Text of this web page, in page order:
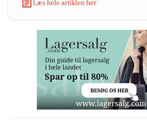
Læs hele artiklen her